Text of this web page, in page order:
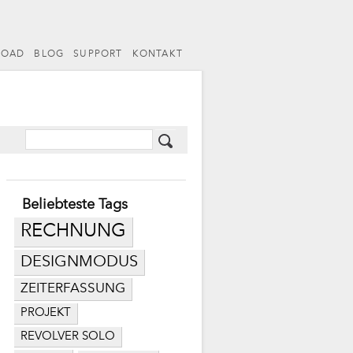
BLOG SUPPORT KONTAKT
Beliebteste Tags
RECHNUNG
DESIGNMODUS
ZEITERFASSUNG
PROJEKT
REVOLVER SOLO